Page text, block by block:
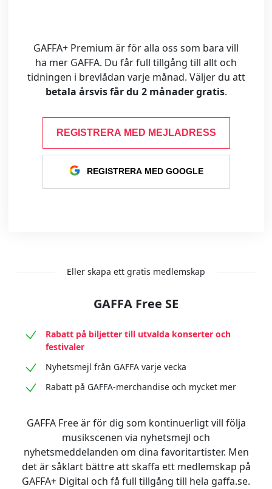
GAFFA+ Premium är för alla oss som bara vill
ha mer GAFFA. Du får full tillgång till allt och
tidningen i brevlådan varje månad. Väljer du att
betala årsvis får du 2 månader gratis.
REGISTRERA MED MEJLADRESS
REGISTRERA MED GOOGLE
Eller skapa ett gratis medlemskap
GAFFA Free SE
Rabatt på biljetter till utvalda konserter och
festivaler
Nyhetsmejl från GAFFA varje vecka
Rabatt på GAFFA-merchandise och mycket mer
GAFFA Free är för dig som kontinuerligt vill följa
musikscenen via nyhetsmejl och
nyhetsmeddelanden om dina favoritartister. Men
det är såklart bättre att skaffa ett medlemskap på
GAFFA+ Digital och få full tillgång till hela gaffa.se.